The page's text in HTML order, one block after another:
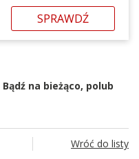
SPRAWDŹ
Bądź na bieżąco, polub
Wróć do listy